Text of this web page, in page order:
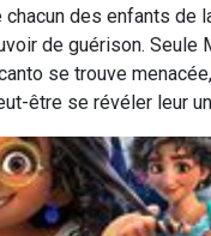
des enfants de
de guérison. Seule
se trouve
être se révéler leur